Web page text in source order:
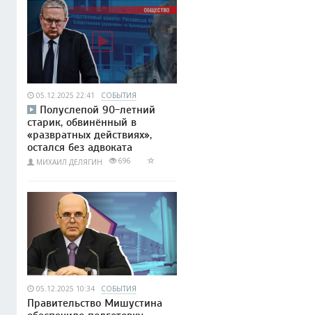
05.12.2025 22:41 СОБЫТИЯ
Полуслепой 90-летний
старик, обвинённый в
«развратных действиях»,
остался без адвоката
МИХАИЛ ДЕЛЯГИН 696
05.12.2025 10:34 СОБЫТИЯ
Правительство Мишустина